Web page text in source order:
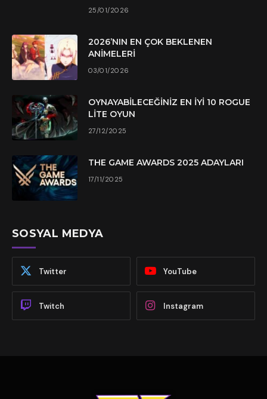
25/01/2026
2026’NIN EN ÇOK BEKLENEN
ANIMELERI
03/01/2026
OYNAYABILECEĞINIZ EN İYI 10 ROGUE
LITE OYUN
27/12/2025
THE GAME AWARDS 2025 ADAYLARI
17/11/2025
SOSYAL MEDYA
Twitter YouTube
Twitch Instagram